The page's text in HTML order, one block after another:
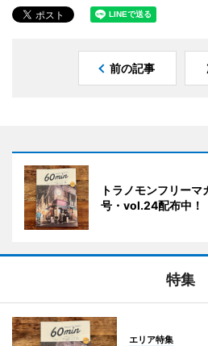
前の記事
トラノモンフリー
号・vol.24配布中！
特集
エリア特集